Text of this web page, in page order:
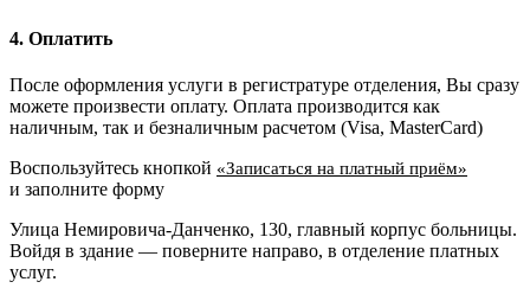
4. Оплатить
После оформления услуги в регистратуре отделения, Вы сразу
можете произвести оплату. Оплата производится как
наличным, так и безналичным расчетом (Visa, MasterCard)
Воспользуйтесь кнопкой «Записаться на платный приём»
и заполните форму
Улица Немировича-Данченко, 130, главный корпус больницы.
Войдя в здание — поверните направо, в отделение платных
услуг.